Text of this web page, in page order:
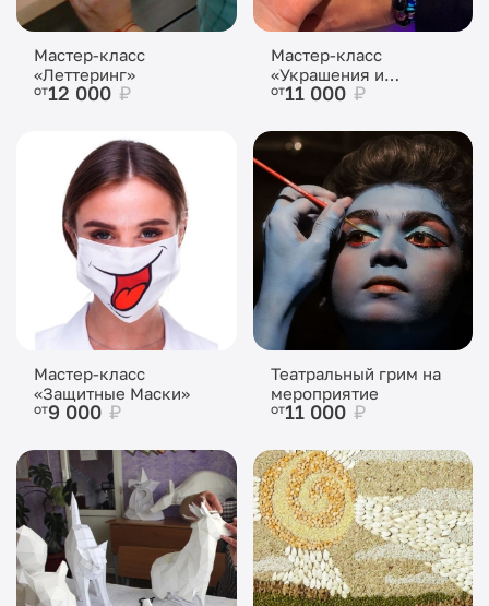
Мастер-класс
«Леттеринг»
от12 000 ₽
Мастер-класс
«Украшения и
бижутерия»
от11 000 ₽
Мастер-класс
«Защитные Маски»
от9 000 ₽
Театральный грим на
мероприятие
от11 000 ₽